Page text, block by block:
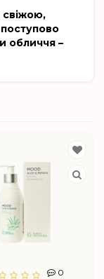
свіжою,
обличчя –
0